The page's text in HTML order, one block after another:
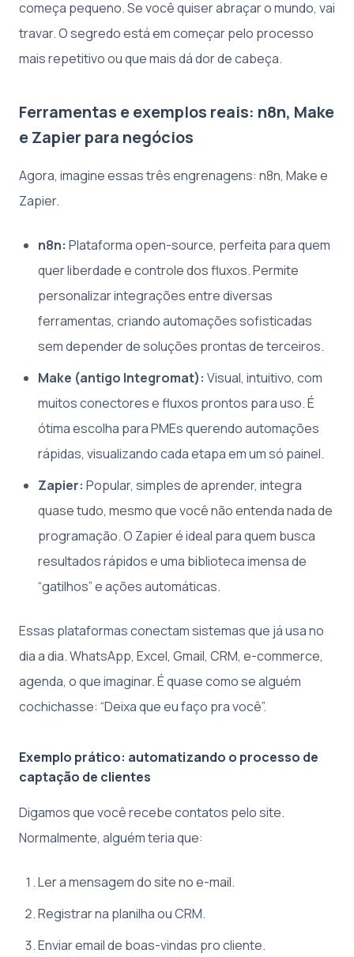
começa pequeno. Se você quiser abraçar o mundo, vai
travar. O segredo está em começar pelo processo
mais repetitivo ou que mais dá dor de cabeça.
Ferramentas e exemplos reais: n8n, Make
e Zapier para negócios
Agora, imagine essas três engrenagens: n8n, Make e
Zapier.
n8n: Plataforma open-source, perfeita para quem
quer liberdade e controle dos fluxos. Permite
personalizar integrações entre diversas
ferramentas, criando automações sofisticadas
sem depender de soluções prontas de terceiros.
Make (antigo Integromat): Visual, intuitivo, com
muitos conectores e fluxos prontos para uso. É
ótima escolha para PMEs querendo automações
rápidas, visualizando cada etapa em um só painel.
Zapier: Popular, simples de aprender, integra
quase tudo, mesmo que você não entenda nada de
programação. O Zapier é ideal para quem busca
resultados rápidos e uma biblioteca imensa de
“gatilhos” e ações automáticas.
Essas plataformas conectam sistemas que já usa no
dia a dia. WhatsApp, Excel, Gmail, CRM, e-commerce,
agenda, o que imaginar. É quase como se alguém
cochichasse: “Deixa que eu faço pra você”.
Exemplo prático: automatizando o processo de
captação de clientes
Digamos que você recebe contatos pelo site.
Normalmente, alguém teria que:
Ler a mensagem do site no e-mail.
Registrar na planilha ou CRM.
Enviar email de boas-vindas pro cliente.